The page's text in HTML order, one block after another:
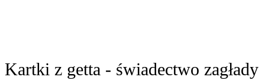
Kartki z getta - świadectwo zagłady